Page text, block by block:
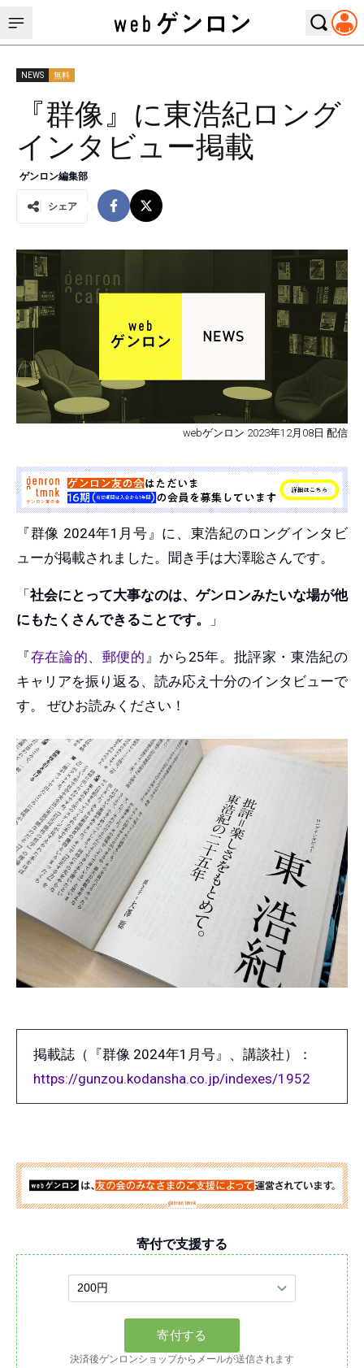
NEWS 無料
『群像』に東浩紀ロング
インタビュー掲載
ゲンロン編集部
シェア
webゲンロン 2023年12月08日 配信
『群像 2024年1月号』に、東浩紀のロングインタビ
ューが掲載されました。聞き手は大澤聡さんです。
「社会にとって大事なのは、ゲンロンみたいな場が他
にもたくさんできることです。
」
『存在論的、郵便的 』から25年。批評家・東浩紀の
キャリアを振り返る、読み応え十分のインタビューで
す。 ぜひお読みください！
掲載誌（『群像 2024年1月号』、講談社）：
https://gunzou.kodansha.co.jp/indexes/1952
寄付で支援する
決済後ゲンロンショップからメールが送信されます